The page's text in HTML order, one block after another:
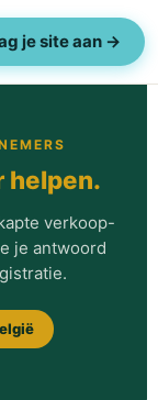
je site aan →
helpen.
verkoop-
je antwoord